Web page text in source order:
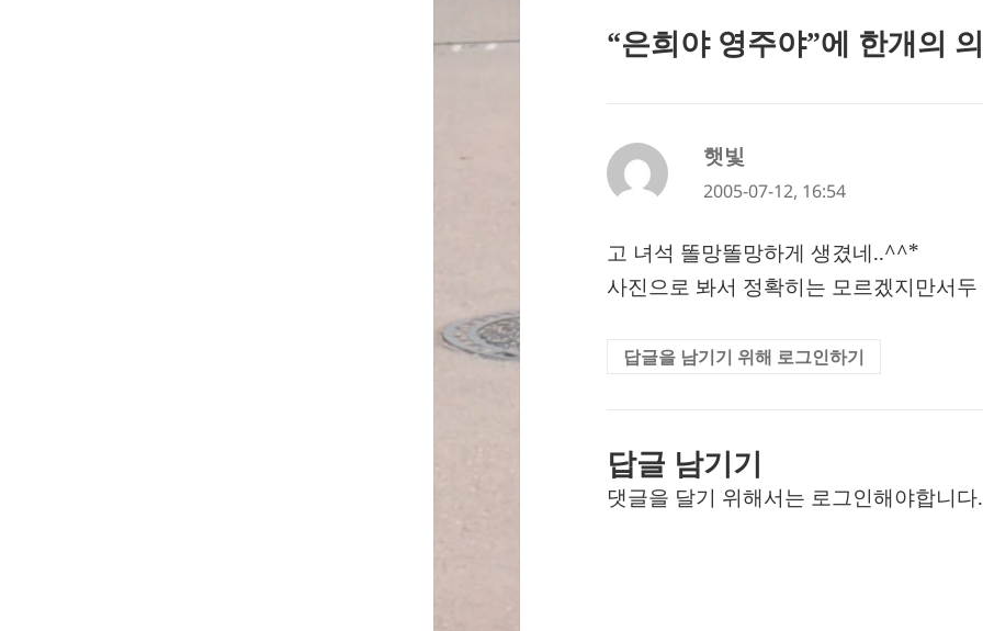
“은희야 영주야”에 한개의
햇빛
글:
2005-07-12, 16:54
고 녀석 똘망똘망하게 생겼네..^^*
사진으로 봐서 정확히는 모르겠지만서
답글을 남기기 위해 로그인하기
답글 남기기
댓글을 달기 위해서는 로그인해야합니다.